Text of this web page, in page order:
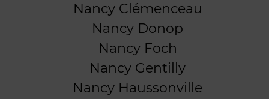
Nancy Clémenceau
Nancy Donop
Nancy Foch
Nancy Gentilly
Nancy Haussonville